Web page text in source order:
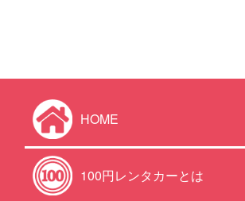
HOME
100円レンタカーとは